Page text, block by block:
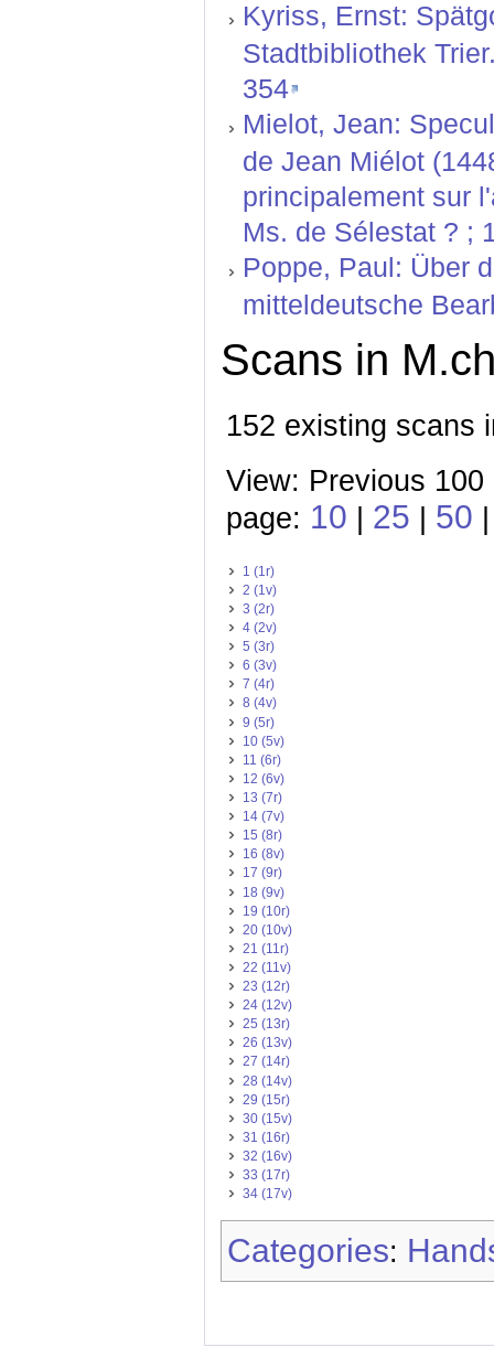
Kyriss, Ernst:
Stadtbibliothek
354
Mielot, Jean:
de Jean Miélot
principalement sur
Ms. de Sélestat ? ;
Poppe, Paul: Über
mitteldeutsche
Scans in
152 existing scans
View: Previous
page: 10 25 50
1 (1r)
2 (1v)
3 (2r)
4 (2v)
5 (3r)
6 (3v)
7 (4r)
8 (4v)
9 (5r)
10 (5v)
11 (6r)
12 (6v)
13 (7r)
14 (7v)
15 (8r)
16 (8v)
17 (9r)
18 (9v)
19 (10r)
20 (10v)
21 (11r)
22 (11v)
23 (12r)
24 (12v)
25 (13r)
26 (13v)
27 (14r)
28 (14v)
29 (15r)
30 (15v)
31 (16r)
32 (16v)
33 (17r)
34 (17v)
Categories: